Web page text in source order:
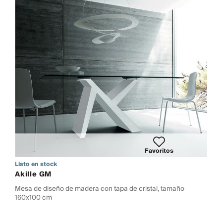
Favoritos
Listo en stock
Akille GM
Mesa de diseño de madera con tapa de cristal, tamaño
160x100 cm